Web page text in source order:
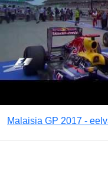
Malaisia GP 2017 -